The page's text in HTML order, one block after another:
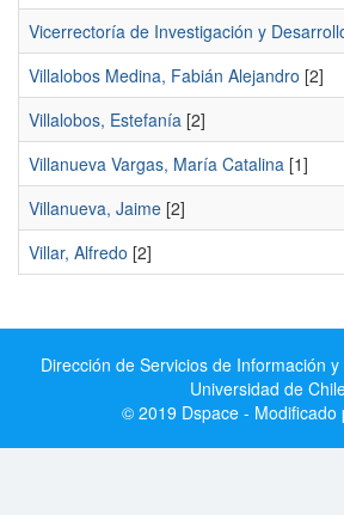
Vicerrectoría de Investigación y
Villalobos Medina, Fabián Alejandro [2]
Villalobos, Estefanía [2]
Villanueva Vargas, María Catalina [1]
Villanueva, Jaime [2]
Villar, Alfredo [2]
Dirección de Servicios de Información
Universidad de
© 2019 Dspace - Modificado